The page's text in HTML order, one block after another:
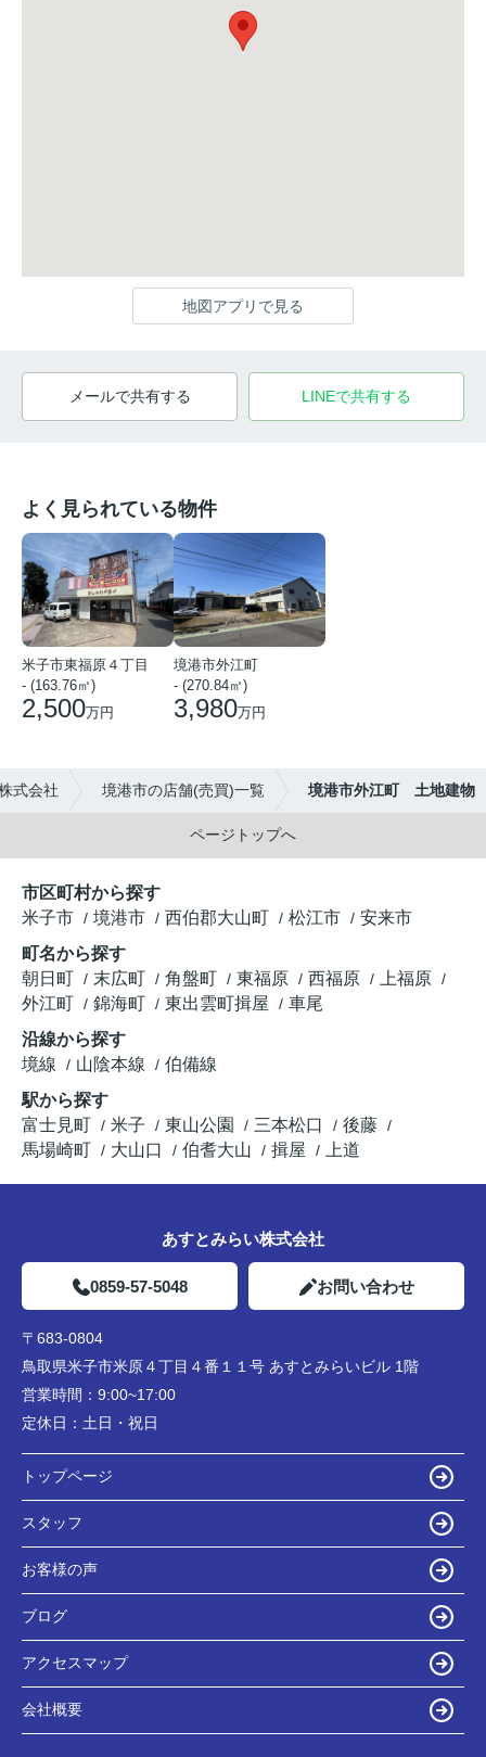
地図アプリで見る
メールで共有する LINEで共有する
よく見られている物件
米子市東福原４丁目
- (163.76㎡)
2,500万円
境港市外江町
- (270.84㎡)
3,980万円
式会社 境港市の店舗(売買)一覧 境港市外江町 土地建物
ページトップへ
市区町村から探す
米子市
境港市 西伯郡大山町 松江市
安来市
町名から探す
朝日町
末広町 角盤町 東福原 西福原
上福原
外江町
錦海町 東出雲町揖屋
車尾
沿線から探す
境線
山陰本線
伯備線
駅から探す
富士見町
米子 東山公園 三本松口
後藤
馬場崎町
大山口 伯耆大山 揖屋 上道
あすとみらい株式会社
0859-57-5048 お問い合わせ
〒683-0804
鳥取県米子市米原４丁目４番１１号 あすとみらいビル 1階
営業時間： 9:00~17:00
定休日： 土日・祝日
トップページ
スタッフ
お客様の声
ブログ
アクセスマップ
会社概要